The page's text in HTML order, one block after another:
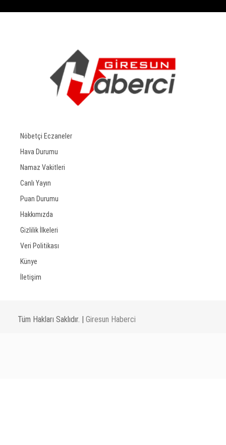
Nöbetçi Eczaneler
Hava Durumu
Namaz Vakitleri
Canlı Yayın
Puan Durumu
Hakkımızda
Gizlilik İlkeleri
Veri Politikası
Künye
İletişim
Tüm Hakları Saklıdır. | Giresun Haberci